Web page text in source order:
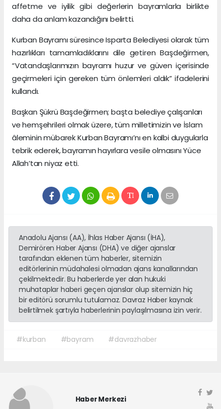
affetme ve iyilik gibi değerlerin bayramlarla birlikte
daha da anlam kazandığını belirtti.
Kurban Bayramı süresince Isparta Belediyesi olarak tüm
hazırlıkları tamamladıklarını dile getiren Başdeğirmen,
“Vatandaşlarımızın bayramı huzur ve güven içerisinde
geçirmeleri için gereken tüm önlemleri aldık” ifadelerini
kullandı.
Başkan Şükrü Başdeğirmen; başta belediye çalışanları
ve hemşehrileri olmak üzere, tüm milletimizin ve İslam
âleminin mübarek Kurban Bayramı’nı en kalbi duygularla
tebrik ederek, bayramın hayırlara vesile olmasını Yüce
Allah’tan niyaz etti.
Anadolu Ajansı (AA), İhlas Haber Ajansı (İHA),
Demirören Haber Ajansı (DHA) ve diğer ajanslar
tarafından eklenen tüm haberler, sitemizin
editörlerinin müdahalesi olmadan ajans kanallarından
çekilmektedir. Bu haberlerde yer alan hukuki
muhataplar haberi geçen ajanslar olup sitemizin hiç
bir editörü sorumlu tutulamaz. Davraz Haber kaynak
belirtilmek şartıyla haberlerinin paylaşılmasına izin verir.
#kurban #bayram #davrazhaber
Haber Merkezi